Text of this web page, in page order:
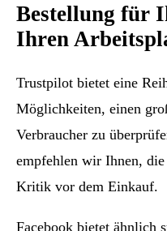
Bestellung für
Ihren
Trustpilot bietet eine
Möglichkeiten, einen
Verbraucher zu
empfehlen wir Ihnen, die
Kritik vor dem Einkauf.
Facebook bietet ähnlich